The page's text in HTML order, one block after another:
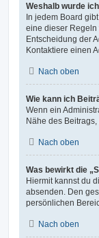
Weshalb wurde
In jedem Board
eine dieser Regeln
Entscheidung der
Kontaktiere einen
Nach oben
Wie kann ich
Wenn ein
Nähe des
Nach oben
Was bewirkt die
Hiermit kannst du
absenden. Den
persönlichen
Nach oben